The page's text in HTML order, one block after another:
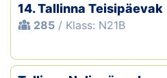
14. Tallinna Teisipäevak
285 / Klass: N21B